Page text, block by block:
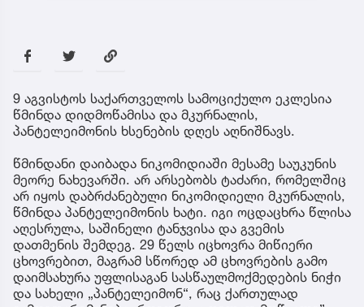
9 აგვისტოს საქართველოს სამოციქულო ეკლესია
წმინდა დიდმოწამისა და მკურნალის,
პანტელეიმონის ხსენების დღეს აღნიშნავს.
წმინდანი დაიბადა ნიკომიდიაში მესამე საუკუნის
მეორე ნახევარში. არ არსებობს ტაძარი, რომელშიც
არ იყოს დაბრძანებული ნიკომიდიელი მკურნალის,
წმინდა პანტელეიმონის ხატი. იგი ოცდაცხრა წლისა
აღესრულა, საშინელი ტანჯვისა და გვემის
დათმენის შემდეგ. 29 წელს იცხოვრა მიწიერი
ცხოვრებით, მაგრამ სწორედ ამ ცხოვრების გამო
დაიმსახურა უფლისაგან სასწაულმოქმედების ნიჭი
და სახელი „პანტელეიმონ“, რაც ქართულად